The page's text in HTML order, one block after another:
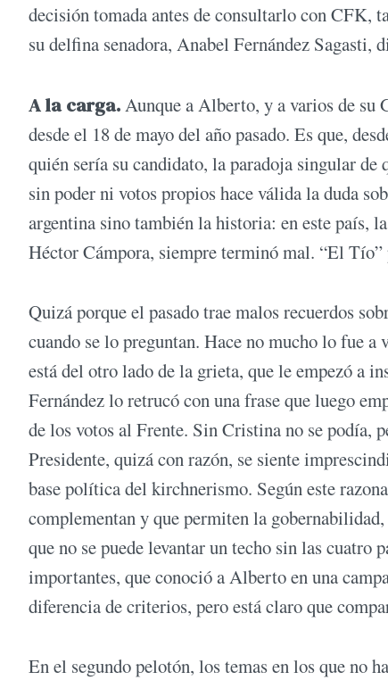
decisión tomada antes de consultarlo con CFK,
su delfina senadora, Anabel Fernández Sagasti,
A la carga.Aunque a Alberto, y a varios de su
desde el 18 de mayo del año pasado. Es que,
quién sería su candidato, la paradoja singular
sin poder ni votos propios hace válida la duda
argentina sino también la historia: en este país,
Héctor Cámpora, siempre terminó mal. “El Tío”
Quizá porque el pasado trae malos recuerdos
cuando se lo preguntan. Hace no mucho lo fue a
está del otro lado de la grieta, que le empezó a
Fernández lo retrucó con una frase que luego
de los votos al Frente. Sin Cristina no se podía,
Presidente, quizá con razón, se siente
base política del kirchnerismo. Según este
complementan y que permiten la
que no se puede levantar un techo sin las cuatro
importantes, que conoció a Alberto en una
diferencia de criterios, pero está claro que
En el segundo pelotón, los temas en los que no